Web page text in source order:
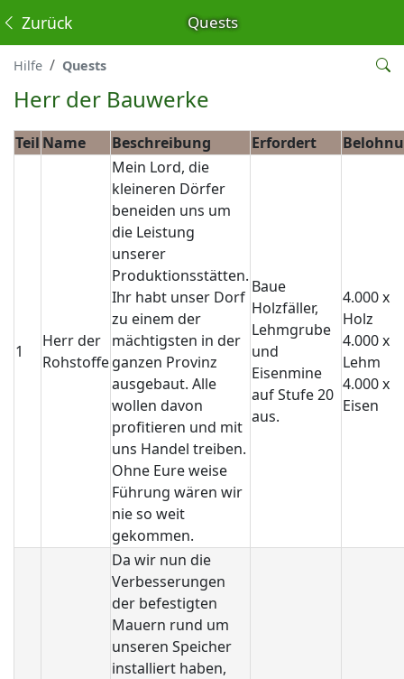
Quests
Zurück
Hilfe Quests
Herr der Bauwerke
Teil Name Beschreibung Erfordert
1
Herr der
Rohstoffe
Mein Lord, die
kleineren Dörfer
beneiden uns um
die Leistung
unserer
Produktionsstätten.
Ihr habt unser Dorf
zu einem der
mächtigsten in der
ganzen Provinz
ausgebaut. Alle
wollen davon
profitieren und mit
uns Handel treiben.
Ohne Eure weise
Führung wären wir
nie so weit
gekommen.
Baue
Holzfäller,
Lehmgrube
und
Eisenmine
auf Stufe 20
aus.
4.000 x
Holz
4.000 x
Lehm
4.000 x
Eisen
Da wir nun die
Verbesserungen
der befestigten
Mauern rund um
unseren Speicher
installiert haben,